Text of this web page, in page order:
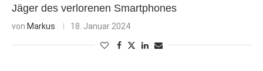
Jäger des verlorenen Smartphones
von Markus 18. Januar 2024